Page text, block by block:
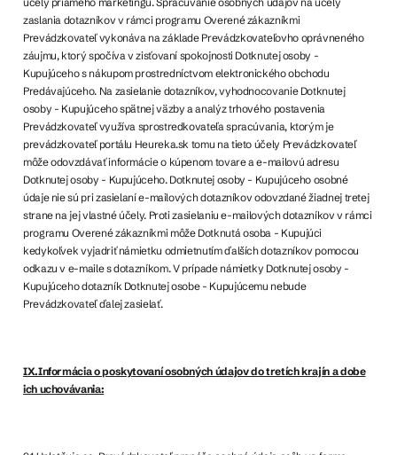
zaslania dotazníkov v rámci programu Overené zákazníkmi
Prevádzkovateľ vykonáva na základe Prevádzkovateľovho oprávneného
záujmu, ktorý spočíva v zisťovaní spokojnosti Dotknutej osoby -
Kupujúceho s nákupom prostredníctvom elektronického obchodu
Predávajúceho. Na zasielanie dotazníkov, vyhodnocovanie Dotknutej
osoby - Kupujúceho spätnej väzby a analýz trhového postavenia
Prevádzkovateľ využíva sprostredkovateľa spracúvania, ktorým je
prevádzkovateľ portálu Heureka.sk tomu na tieto účely Prevádzkovateľ
môže odovzdávať informácie o kúpenom tovare a e-mailovú adresu
Dotknutej osoby - Kupujúceho. Dotknutej osoby - Kupujúceho osobné
údaje nie sú pri zasielaní e-mailových dotazníkov odovzdané žiadnej tretej
strane na jej vlastné účely. Proti zasielaniu e-mailových dotazníkov v rámci
programu Overené zákazníkmi môže Dotknutá osoba - Kupujúci
kedykoľvek vyjadriť námietku odmietnutím ďalších dotazníkov pomocou
odkazu v e-maile s dotazníkom. V prípade námietky Dotknutej osoby -
Kupujúceho dotazník Dotknutej osobe - Kupujúcemu nebude
Prevádzkovateľ ďalej zasielať.
IX.Informácia o poskytovaní osobných údajov do tretích krajín a dobe
ich uchovávania: